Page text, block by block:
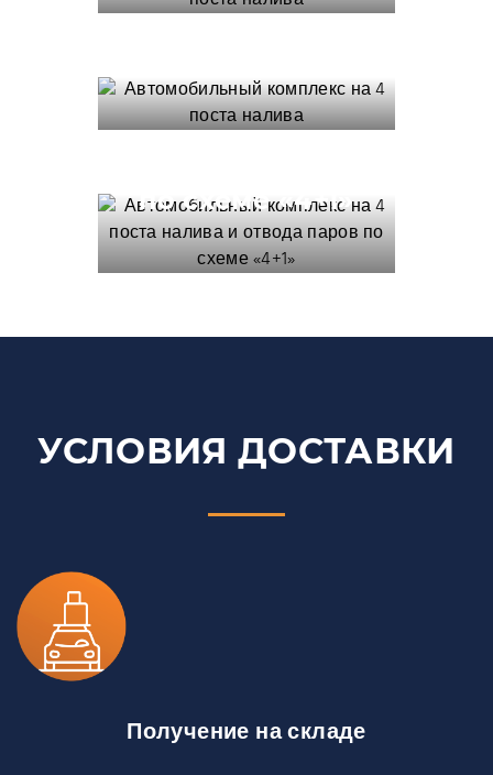
комплекс на 4
комплекс на 4
поста налива и
по схеме «4+1»
УСЛОВИЯ ДОСТАВКИ
Получение на складе